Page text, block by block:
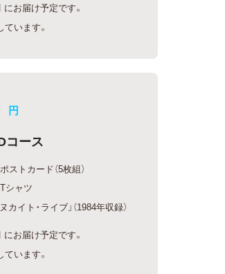
お届け予定です。
います。
円
コース
ストカード（5枚組）
シャツ
カイト・ライブ」（1984年収録）
お届け予定です。
います。